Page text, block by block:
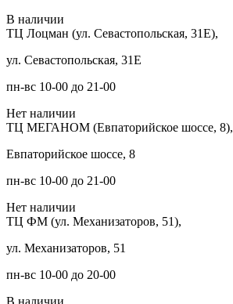
В наличии
ТЦ Лоцман (ул. Севастопольская, 31Е),
ул. Севастопольская, 31Е
пн-вс 10-00 до 21-00
Нет наличии
ТЦ МЕГАНОМ (Евпаторийское шоссе, 8),
Евпаторийское шоссе, 8
пн-вс 10-00 до 21-00
Нет наличии
ТЦ ФМ (ул. Механизаторов, 51),
ул. Механизаторов, 51
пн-вс 10-00 до 20-00
В наличии